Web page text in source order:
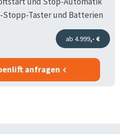
Taster und Batterien
ab 4.999,- €
anfragen